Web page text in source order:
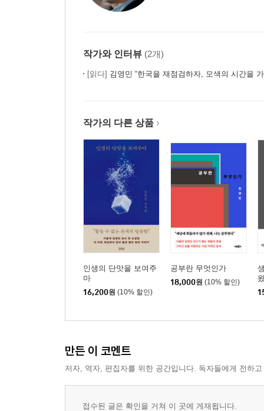
괴물이냐 활력이냐- 다민족 사회
내가 소풍 나온 강아지 새끼인 줄 아느냐- 여성
언젠가 더러운 잠에서 깨어날 수 있다면- 윤리
형님과 아우의 세계를 넘어서- 유사 가족의 사회
판데믹 시대의 국가- 전염병과 국가
못난 이의 정치- 중앙과 지방
두 도시의 비 오는 풍경- 신분
5부 생각의 공화국
문제를 어떻게 해결할 것인가- 한국 사회
새로운 서사를 찾아서- 1980년대 운동권 세대
인간은 언제 변하는가- 예술적 정치
정치인은 잘 씻어야 한다- 심미적 정치
에필로그- 인간은 정치적 동물이라는데
작가와 인터뷰 (2개)
[읽다] 김영민 “한국을 재점검하자, 모색의 시간을
작가의 다른 상품
인생의 단맛을 보여주
마
16,200원 (10% 할인)
공부란 무엇인가
18,000원 (10% 할인)
만든 이 코멘트
저자, 역자, 편집자를 위한 공간입니다. 독자들에게 전하
접수된 글은 확인을 거쳐 이 곳에 게재됩니다.